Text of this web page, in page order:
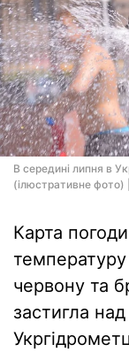
В середині липня в
(ілюстративне
Карта
червону та
застигла